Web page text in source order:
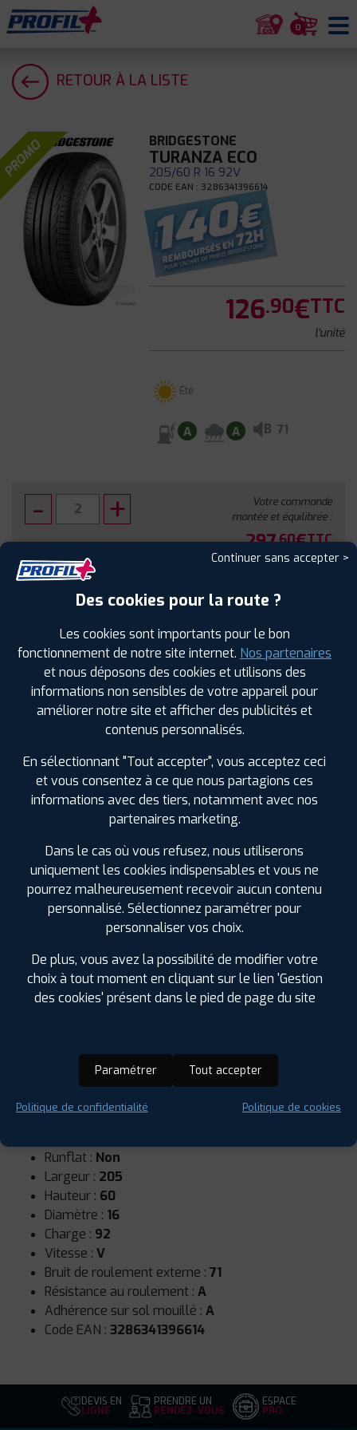
0
RETOUR À LA LISTE
PROMO BRIDGESTONE
TURANZA ECO
205/60 R 16 92V
CODE EAN : 3286341396614
126.90€TTC
l'unité
Été
A A B 71
Votre commande
montée et équilibrée :
297.60€TTC
SPÉCIFICATIONS AVIS CLIENTS ÉTIQUETAGE
Étiquetage
Runflat : Non
Largeur : 205
Hauteur : 60
Diamètre : 16
Charge : 92
Vitesse : V
Bruit de roulement externe : 71
Résistance au roulement : A
Adhérence sur sol mouillé : A
Code EAN : 3286341396614
DEVIS EN
LIGNE
PRENDRE UN
RENDEZ-VOUS
ESPACE
PRO
Continuer sans accepter >
Des cookies pour la route ?
Les cookies sont importants pour le bon
fonctionnement de notre site internet. Nos partenaires
et nous déposons des cookies et utilisons des
informations non sensibles de votre appareil pour
améliorer notre site et afficher des publicités et
contenus personnalisés.
En sélectionnant "Tout accepter", vous acceptez ceci
et vous consentez à ce que nous partagions ces
informations avec des tiers, notamment avec nos
partenaires marketing.
Dans le cas où vous refusez, nous utiliserons
uniquement les cookies indispensables et vous ne
pourrez malheureusement recevoir aucun contenu
personnalisé. Sélectionnez paramétrer pour
personnaliser vos choix.
De plus, vous avez la possibilité de modifier votre
choix à tout moment en cliquant sur le lien 'Gestion
des cookies' présent dans le pied de page du site
Paramétrer Tout accepter
Politique de confidentialité Politique de cookies